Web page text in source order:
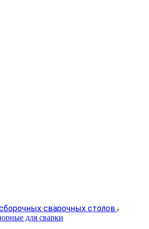
сварочных столов
для сварки